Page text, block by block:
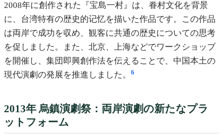
2008年に創作された『宝島一村』は、眷村文化を背景
に、台湾特有の歴史的记忆を描いた作品です。この作品
は両岸で成功を収め、観客に共通の歴史についての思考
を促しました。また、北京、上海などでワークショップ
を開催し、集団即興創作法を伝えることで、中国本土の
現代演劇の発展を推進しました。
6
2013年 烏鎮演劇祭：両岸演劇の新たなプラ
ットフォーム